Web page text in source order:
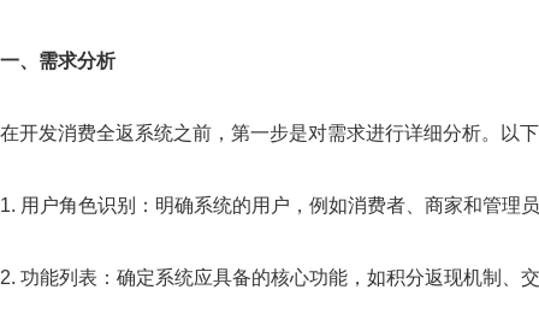
一、需求分析
在开发消费全返系统之前，第一步是对需求进行详细分析。以
1. 用户角色识别：明确系统的用户，例如消费者、商家和管理
2. 功能列表：确定系统应具备的核心功能，如积分返现机制、